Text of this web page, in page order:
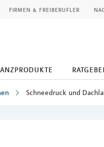
firmen & freiberufler
Schneedruck und